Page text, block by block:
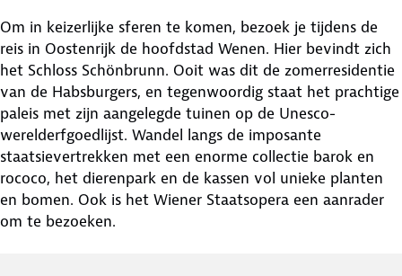
Om in keizerlijke sferen te komen, bezoek je tijdens de
reis in Oostenrijk de hoofdstad Wenen. Hier bevindt zich
het Schloss Schönbrunn. Ooit was dit de zomerresidentie
van de Habsburgers, en tegenwoordig staat het prachtige
paleis met zijn aangelegde tuinen op de Unesco-
werelderfgoedlijst. Wandel langs de imposante
staatsievertrekken met een enorme collectie barok en
rococo, het dierenpark en de kassen vol unieke planten
en bomen. Ook is het Wiener Staatsopera een aanrader
om te bezoeken.